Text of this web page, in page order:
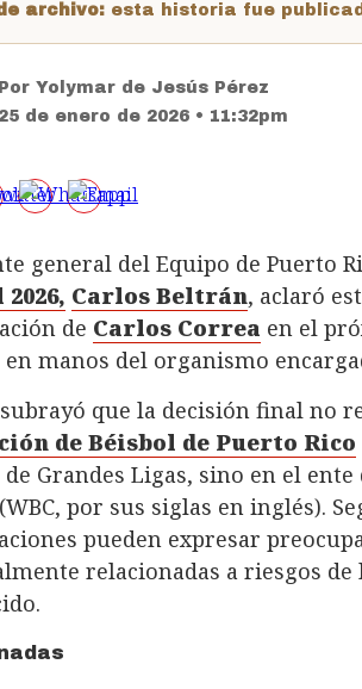
archivo: esta historia fue
Por Yolymar de Jesús Pérez
25 de enero de 2026 • 11:32pm
general del Equipo de Puerto
Carlos Beltrán, aclaró
de Carlos Correa en el
en manos del organismo
que la decisión final no
de Béisbol de Puerto Rico
Grandes Ligas, sino en el
por sus siglas en inglés).
pueden expresar
relacionadas a riesgos